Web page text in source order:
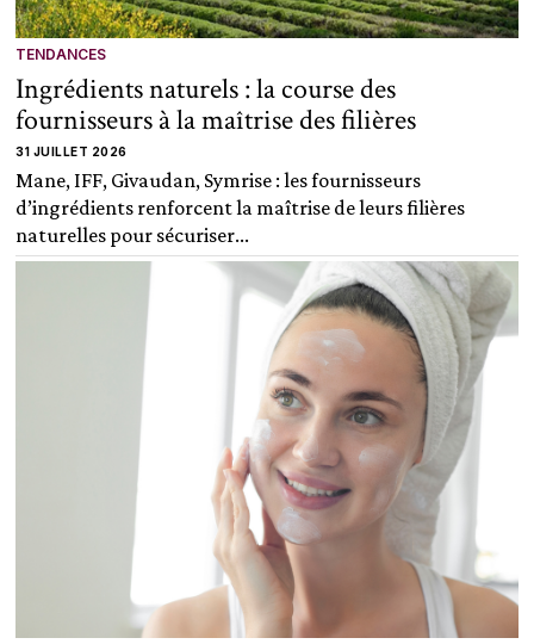
TENDANCES
Ingrédients naturels : la course des
fournisseurs à la maîtrise des filières
31 JUILLET 2026
Mane, IFF, Givaudan, Symrise : les fournisseurs
d’ingrédients renforcent la maîtrise de leurs filières
naturelles pour sécuriser...